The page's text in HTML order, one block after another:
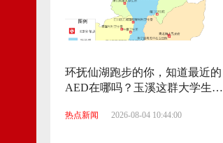
环抚仙湖跑步的你，知道最近的
AED在哪吗？玉溪这群大学生帮
热点新闻 2026-08-04 10:44:00